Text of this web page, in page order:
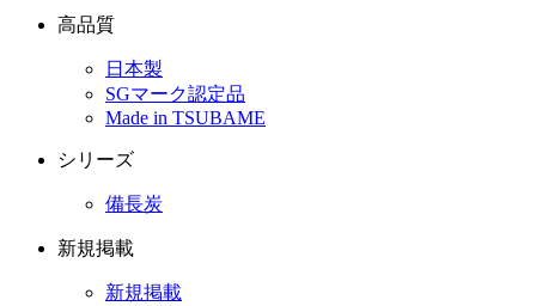
高品質
日本製
SGマーク認定品
Made in TSUBAME
シリーズ
備長炭
新規掲載
新規掲載